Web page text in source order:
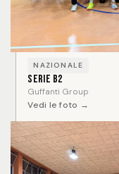
NAZIONALE
Serie B2
Guffanti Group
Vedi le foto →